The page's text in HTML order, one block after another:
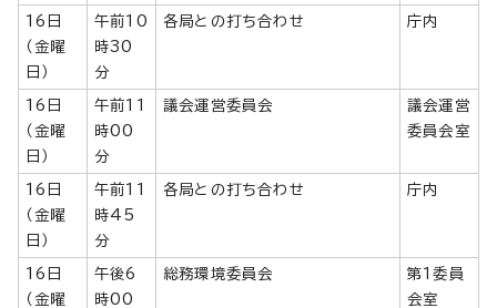
16日
（金曜
日）
午前10
時30
分
各局との打ち合わせ 庁内
16日
（金曜
日）
午前11
時00
分
議会運営委員会
議会運営
委員会室
16日
（金曜
日）
午前11
時45
分
各局との打ち合わせ 庁内
16日
（金曜
午後6
時00
総務環境委員会
第1委員
会室